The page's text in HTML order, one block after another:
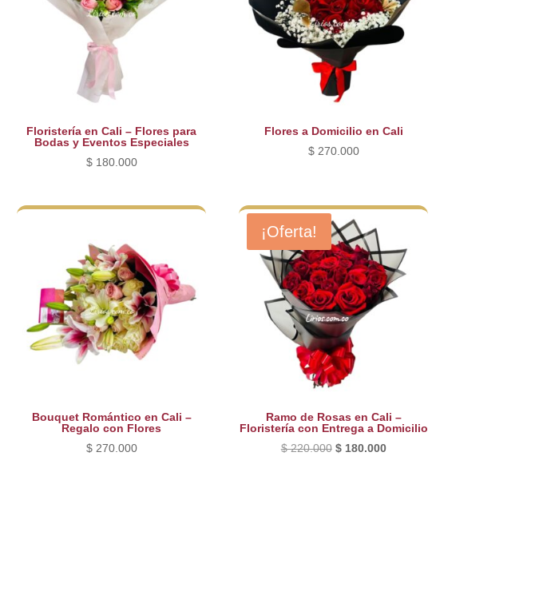
Floristería en Cali – Flores para
Bodas y Eventos Especiales
$180.000
Flores a Domicilio en Cali
$270.000
Bouquet Romántico en Cali –
Regalo con Flores
$270.000
¡Oferta!
Ramo de Rosas en Cali –
Floristería con Entrega a Domicilio
$220.000 El
$180.000El